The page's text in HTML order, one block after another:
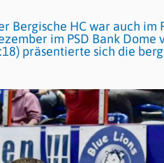
Bergische HC war auch im
im PSD Bank
präsentierte sich die